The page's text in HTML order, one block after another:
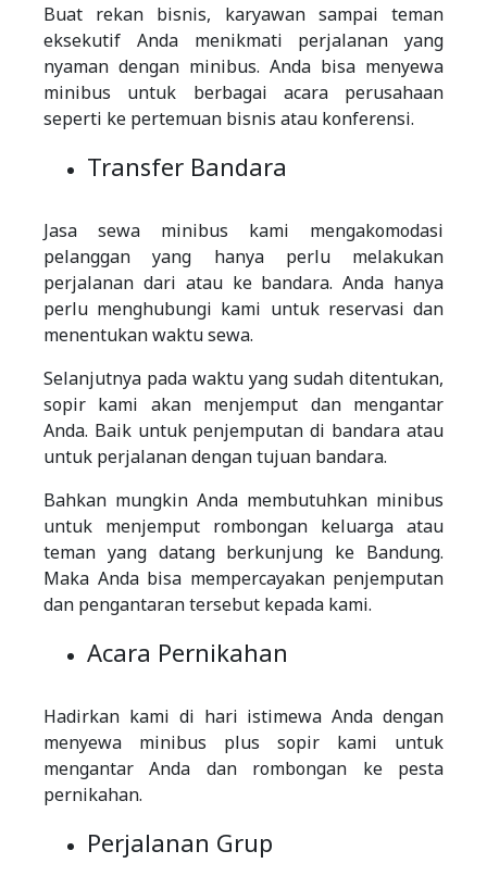
Buat rekan bisnis, karyawan sampai teman
eksekutif Anda menikmati perjalanan yang
nyaman dengan minibus. Anda bisa menyewa
minibus untuk berbagai acara perusahaan
seperti ke pertemuan bisnis atau konferensi.
Transfer Bandara
Jasa sewa minibus kami mengakomodasi
pelanggan yang hanya perlu melakukan
perjalanan dari atau ke bandara. Anda hanya
perlu menghubungi kami untuk reservasi dan
menentukan waktu sewa.
Selanjutnya pada waktu yang sudah ditentukan,
sopir kami akan menjemput dan mengantar
Anda. Baik untuk penjemputan di bandara atau
untuk perjalanan dengan tujuan bandara.
Bahkan mungkin Anda membutuhkan minibus
untuk menjemput rombongan keluarga atau
teman yang datang berkunjung ke Bandung.
Maka Anda bisa mempercayakan penjemputan
dan pengantaran tersebut kepada kami.
Acara Pernikahan
Hadirkan kami di hari istimewa Anda dengan
menyewa minibus plus sopir kami untuk
mengantar Anda dan rombongan ke pesta
pernikahan.
Perjalanan Grup